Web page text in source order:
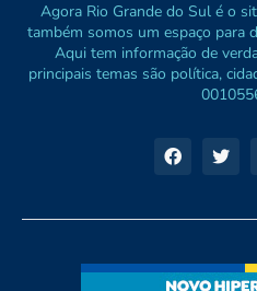
Agora Rio Grande do Sul é o
também somos um espaço para
Aqui tem informação de
principais temas são política,